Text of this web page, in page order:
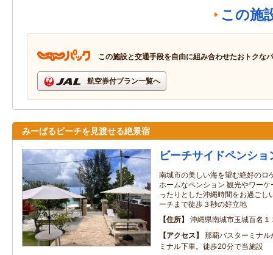
この施
この施設と交通手段を自由に組み合わせたおトクな
航空券付プラン一覧へ
みーばるビーチを見渡せる絶景宿
ビーチサイドペンショ
南城市の美しい海を望む絶好のロ
ホームなペンション 観光やワー
ったりとした沖縄時間をお過ごし
ーチまで徒歩３秒の好立地
住所
沖縄県南城市玉城百名１
アクセス
那覇バスターミナ
ミナル下車。徒歩20分で当施設